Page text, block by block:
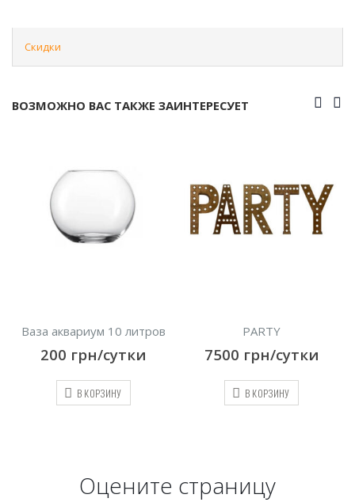
Скидки
ВОЗМОЖНО ВАС ТАКЖЕ ЗАИНТЕРЕСУЕТ
PARTY
7500грн/сутки
В КОРЗИНУ
AMOUR
7500 грн/сутки
В КОРЗИНУ
Оцените страницу